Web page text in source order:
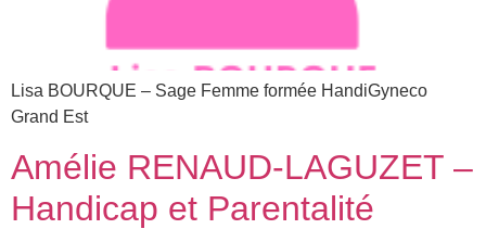
Lisa BOURQUE – Sage Femme formée HandiGyneco
Grand Est
Amélie RENAUD-LAGUZET –
Handicap et Parentalité